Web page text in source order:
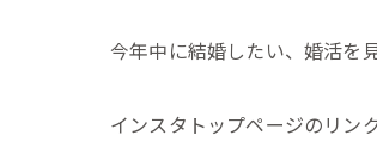
今年中に結婚したい、婚活を
インスタトップページのリン